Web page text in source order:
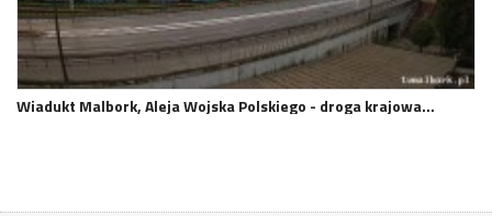
Wiadukt Malbork, Aleja Wojska Polskiego - droga krajowa…